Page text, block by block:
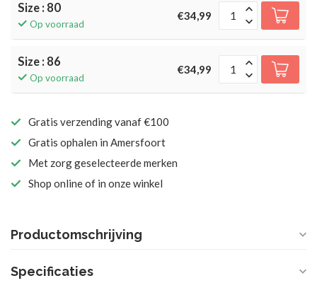
Size : 80
Op voorraad
€34,99
Size : 86
Op voorraad
€34,99
Gratis verzending vanaf €100
Gratis ophalen in Amersfoort
Met zorg geselecteerde merken
Shop online of in onze winkel
Productomschrijving
Specificaties